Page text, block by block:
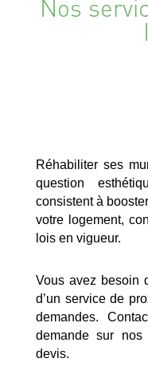
Nos
Réhabiliter ses
question
consistent à
votre logement,
lois en vigueur.
Vous avez besoin
d’un service de
demandes.
demande sur
devis.